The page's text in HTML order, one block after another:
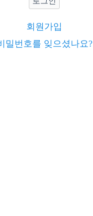
회원가입
밀번호를 잊으셨나요?